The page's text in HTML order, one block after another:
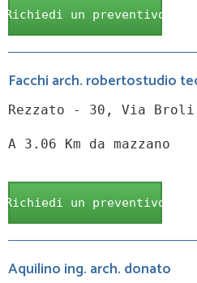
Richiedi un preventivo
Facchi arch. robertostudio
Rezzato - 30, Via Broli
A 3.06 Km da mazzano
Richiedi un preventivo
Aquilino ing. arch. donato